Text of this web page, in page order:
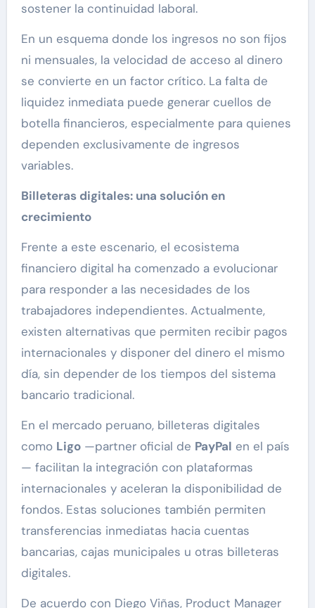
sostener la continuidad laboral.
En un esquema donde los ingresos no son fijos
ni mensuales, la velocidad de acceso al dinero
se convierte en un factor crítico. La falta de
liquidez inmediata puede generar cuellos de
botella financieros, especialmente para quienes
dependen exclusivamente de ingresos
variables.
Billeteras digitales: una solución en
crecimiento
Frente a este escenario, el ecosistema
financiero digital ha comenzado a evolucionar
para responder a las necesidades de los
trabajadores independientes. Actualmente,
existen alternativas que permiten recibir pagos
internacionales y disponer del dinero el mismo
día, sin depender de los tiempos del sistema
bancario tradicional.
En el mercado peruano, billeteras digitales
como Ligo—partner oficial de PayPal en el país
— facilitan la integración con plataformas
internacionales y aceleran la disponibilidad de
fondos. Estas soluciones también permiten
transferencias inmediatas hacia cuentas
bancarias, cajas municipales u otras billeteras
digitales.
De acuerdo con Diego Viñas, Product Manager